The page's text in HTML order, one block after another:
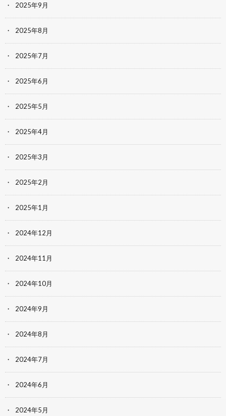
2025年9月
2025年8月
2025年7月
2025年6月
2025年5月
2025年4月
2025年3月
2025年2月
2025年1月
2024年12月
2024年11月
2024年10月
2024年9月
2024年8月
2024年7月
2024年6月
2024年5月